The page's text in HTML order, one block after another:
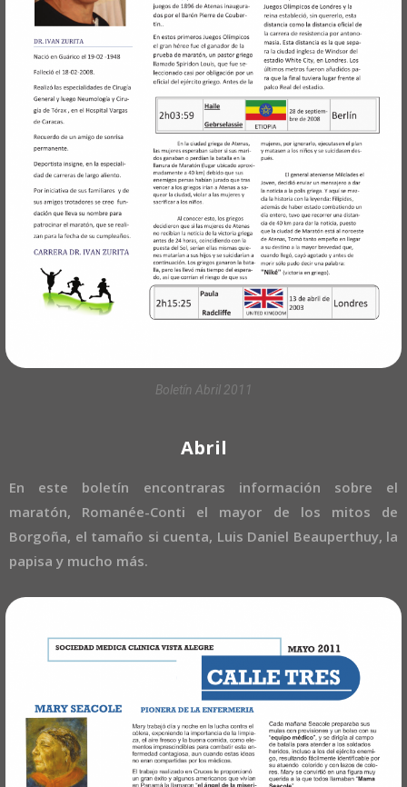
Boletín Abril 2011
Abril
En este boletín encontraras información sobre el
maratón, Romanée-Conti el mayor de los mitos de
Borgoña, el tamaño si cuenta, Luis Daniel Beauperthuy, la
papisa y mucho más.